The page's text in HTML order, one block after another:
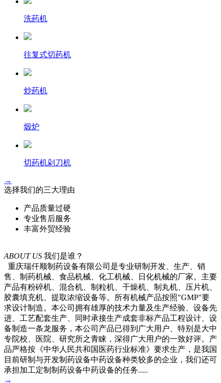
洗药机
往复式切药机
炒药机
煅炉
切药机剁刀机
→
选择我们的三大理由
产品质量过硬
专业售后服务
丰富外贸经验
ABOUT US 我们是谁？
重庆瑞仟顺制药设备有限公司是专业研制开发、生产、销
售、制药机械、食品机械、化工机械、日化机械的厂家。主要
产品有粉碎机、混合机、制粒机、干燥机、制丸机、压片机、
胶囊填充机、提取浓缩设备等。所有机械产品按照"GMP"要
求设计制造。本公司拥有雄厚的技术力量及生产经验、设备先
进、工艺配套生产、同时承接生产成套非标产品工程设计、设
备制造一条龙服务，本公司产品已得到广大用户、特别是大中
专院校、医院、研究所之青睐，深得广大用户的一致好评。产
品严格按《中华人民共和国医药行业标准》要求生产，是我国
目前研制与开发制药设备中药设备种类较多的企业，我们还可
承担加工定制制药设备中药设备的任务.....
→